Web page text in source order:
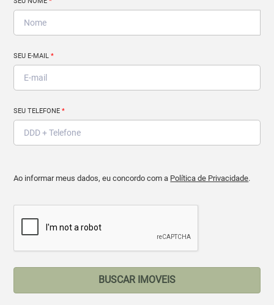
SEU E-MAIL*
SEU TELEFONE*
Ao informar meus dados, eu concordo com a Política de Privacidade.
BUSCAR IMOVEIS